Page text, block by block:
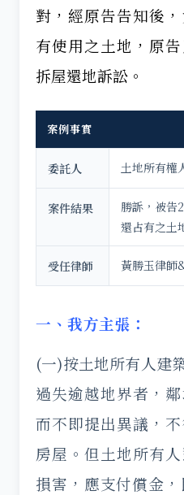
對，經原告告知後
有使用之土地，原
拆屋還地訴訟。
案例事實
委託人 土地所有權
案件結果
勝訴，被告
還占有之土
受任律師 黃勝玉律師
一、我方主張：
(一)按土地所有人建
過失逾越地界者，
而不即提出異議，
房屋。但土地所有
損害，應支付償金